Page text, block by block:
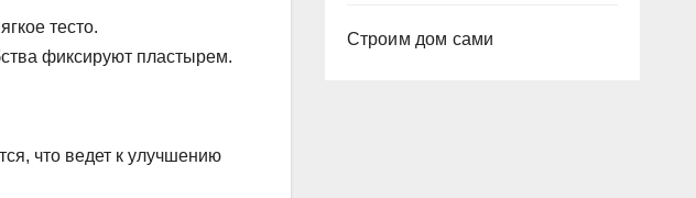
тесто.
фиксируют пластырем.
что ведет к улучшению
Строим дом сами